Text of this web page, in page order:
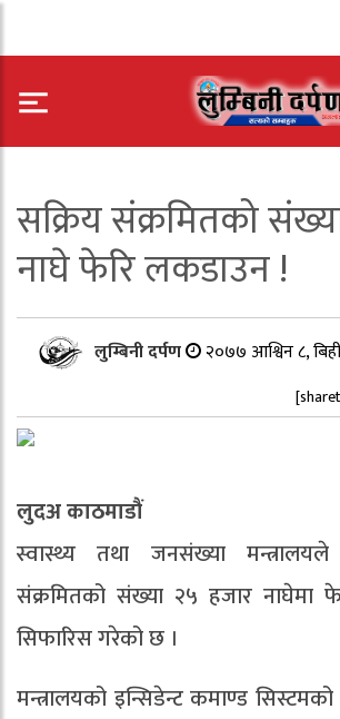
सक्रिय संक्रमितको
नाघे फेरि लकडाउन !
लुम्बिनी दर्पण २०७७ आश्विन ८,
लुदअ काठमाडौं
स्वास्थ्य तथा जनसंख्या मन्त्रालयले
संक्रमितको संख्या २५ हजार नाघेमा
सिफारिस गरेको छ ।
मन्त्रालयको इन्सिडेन्ट कमाण्ड